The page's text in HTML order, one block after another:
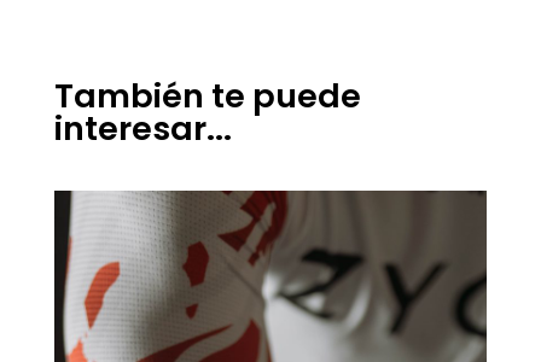
También te puede
interesar...